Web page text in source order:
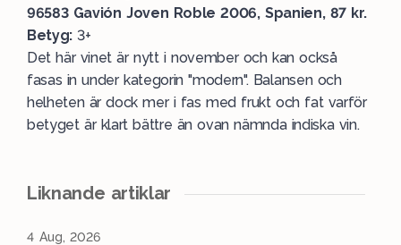
96583 Gavión Joven Roble 2006, Spanien, 87 kr.
Betyg: 3+
Det här vinet är nytt i november och kan också
fasas in under kategorin "modern". Balansen och
helheten är dock mer i fas med frukt och fat varför
betyget är klart bättre än ovan nämnda indiska vin.
Liknande artiklar
4 Aug, 2026